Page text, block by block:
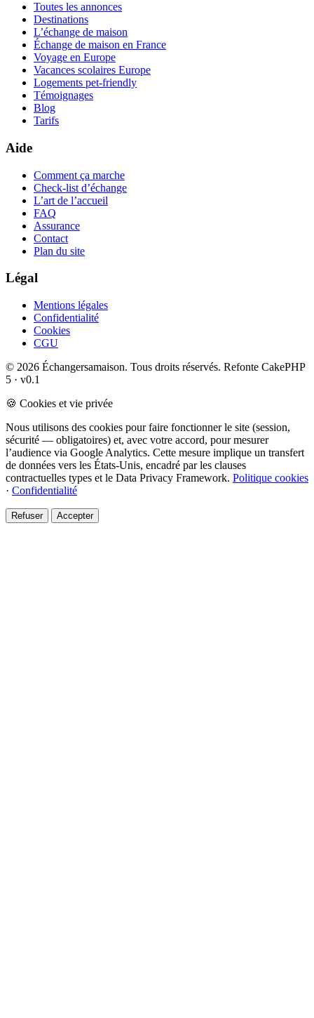
Toutes les annonces
Destinations
L’échange de maison
Échange de maison en France
Voyage en Europe
Vacances scolaires Europe
Logements pet-friendly
Témoignages
Blog
Tarifs
Aide
Comment ça marche
Check-list d’échange
L’art de l’accueil
FAQ
Assurance
Contact
Plan du site
Légal
Mentions légales
Confidentialité
Cookies
CGU
© 2026 Échangersamaison. Tous droits réservés. Refonte CakePHP
5 · v0.1
🍪 Cookies et vie privée
Nous utilisons des cookies pour faire fonctionner le site (session,
sécurité — obligatoires) et, avec votre accord, pour mesurer
l’audience via Google Analytics. Cette mesure implique un transfert
de données vers les États-Unis, encadré par les clauses
contractuelles types et le Data Privacy Framework. Politique cookies
· Confidentialité
Refuser Accepter